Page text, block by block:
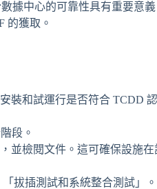
據中心的可靠性具有重要意
的獲取。
裝和試運行是否符合 TCDD
段。
並檢閱文件。這可確保設施
拔插測試和系統整合測試」